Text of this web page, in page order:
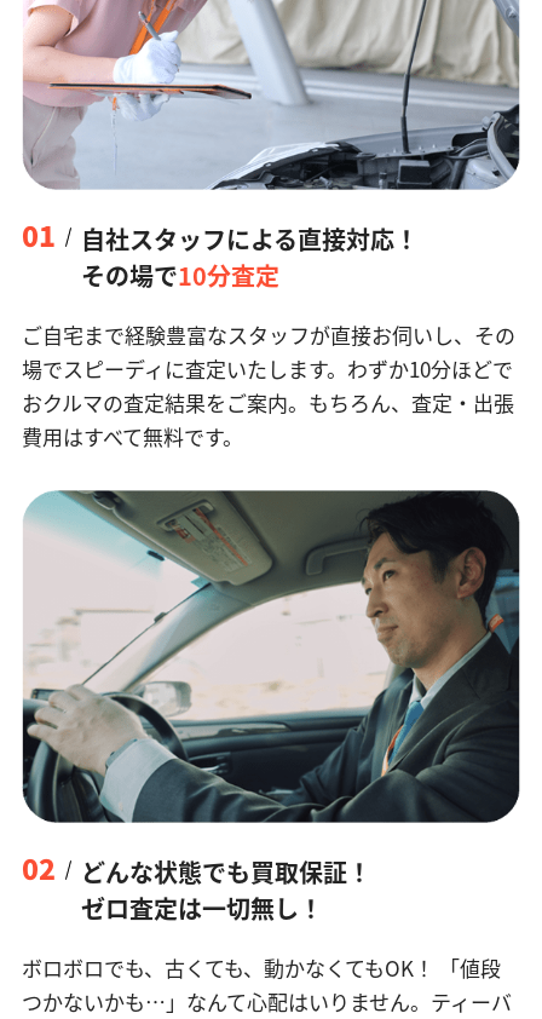
01
自社スタッフによる直接対応！
その場で10分査定
ご自宅まで経験豊富なスタッフが直接お伺いし、その
場でスピーディに査定いたします。 わずか10分ほどで
おクルマの査定結果をご案内。もちろん、査定・出張
費用はすべて無料です。
02
どんな状態でも買取保証！
ゼロ査定は一切無し！
ボロボロでも、古くても、動かなくてもOK！
「値段
つかないかも…」なんて心配はいりません。ティーバ